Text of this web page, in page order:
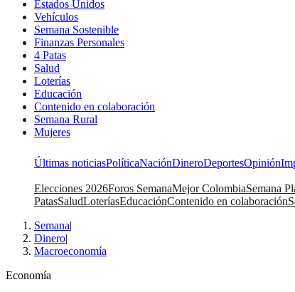
Estados Unidos
Vehículos
Semana Sostenible
Finanzas Personales
4 Patas
Salud
Loterías
Educación
Contenido en colaboración
Semana Rural
Mujeres
Últimas noticiasPolíticaNaciónDineroDeportesOpinión
Elecciones 2026Foros SemanaMejor ColombiaSemana
PatasSaludLoteríasEducaciónContenido en colaboración
Semana|
Dinero|
Macroeconomía
Economía